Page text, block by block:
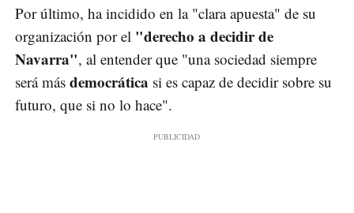
Por último, ha incidido en la "clara apuesta" de su
organización por el "derecho a decidir de
Navarra", al entender que "una sociedad siempre
será más democrática si es capaz de decidir sobre su
futuro, que si no lo hace".